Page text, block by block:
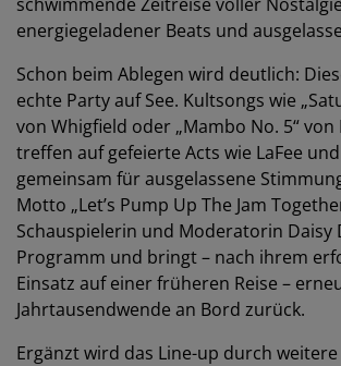
energiegeladener Beats und
Schon beim Ablegen wird deutlich:
echte Party auf See. Kultsongs wie
von Whigfield oder „Mambo No. 5“ von
treffen auf gefeierte Acts wie LaFee
gemeinsam für ausgelassene
Motto „Let’s Pump Up The Jam
Schauspielerin und Moderatorin Daisy
Programm und bringt – nach ihrem
Einsatz auf einer früheren Reise –
Jahrtausendwende an Bord zurück.
Ergänzt wird das Line-up durch